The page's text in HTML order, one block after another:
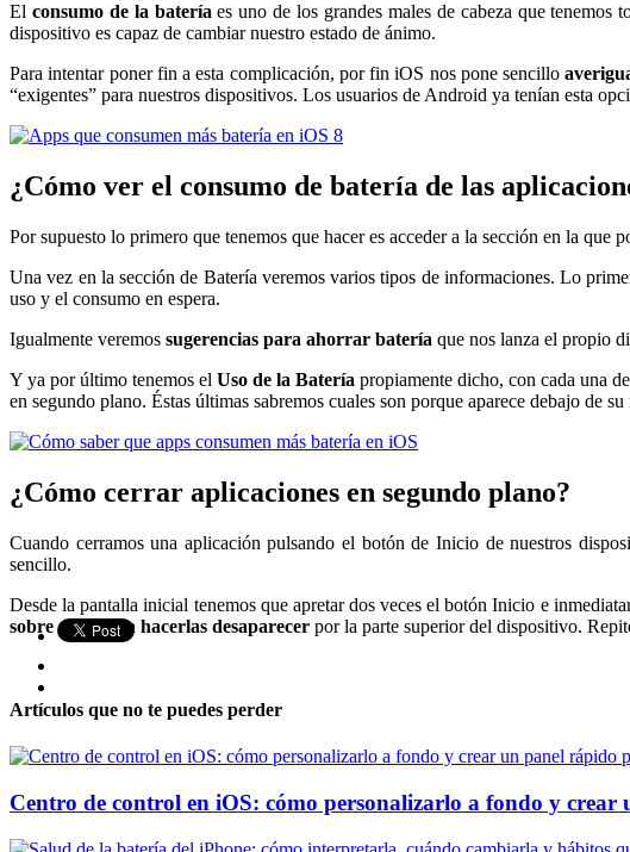
El consumo de la batería es uno de los grandes males de cabeza que
dispositivo es capaz de cambiar nuestro estado de ánimo.
Para intentar poner fin a esta complicación, por fin iOS nos pone sencillo
“exigentes” para nuestros dispositivos. Los usuarios de Android ya tenían esta
¿Cómo ver el consumo de batería de las
Por supuesto lo primero que tenemos que hacer es acceder a la sección en la que
Una vez en la sección de Batería veremos varios tipos de informaciones. Lo
uso y el consumo en espera.
Igualmente veremos sugerencias para ahorrar batería que nos lanza el propio
Y ya por último tenemos el Uso de la Batería propiamente dicho, con cada una
en segundo plano. Éstas últimas sabremos cuales son porque aparece debajo de
¿Cómo cerrar aplicaciones en segundo plano?
Cuando cerramos una aplicación pulsando el botón de Inicio de nuestros
sencillo.
Desde la pantalla inicial tenemos que apretar dos veces el botón Inicio e
sobre ellas para hacerlas desaparecer por la parte superior del dispositivo.
Artículos que no te puedes perder
Centro de control en iOS: cómo personalizarlo a fondo y